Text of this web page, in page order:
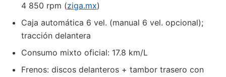
4 850 rpm (ziga.mx)
Caja automática 6 vel. (manual 6 vel. opcional);
tracción delantera
Consumo mixto oficial: 17.8 km/L
Frenos: discos delanteros + tambor trasero con